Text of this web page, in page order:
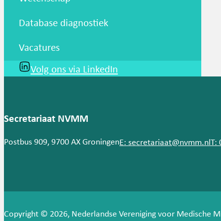
Database diagnostiek
Vacatures
Volg ons via LinkedIn
Secretariaat NVMM
Postbus 909, 9700 AX GroningenE: secretariaat@nvmm.nl T:
Copyright © 2026, Nederlandse Vereniging voor Medische